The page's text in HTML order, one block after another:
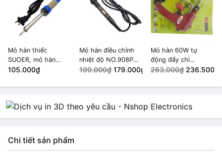
Mỏ hàn thiếc
SUOER, mỏ hàn
nung loại tốt 60W
105.000₫
Mỏ hàn điều chỉnh
nhiệt độ NO.908P
80W màn hình LCD
199.000₫ 179.000₫
Mỏ hàn 60W tự
động đẩy chì
900M/936 220VAC
263.000₫ 236.500₫
Chi tiết sản phẩm